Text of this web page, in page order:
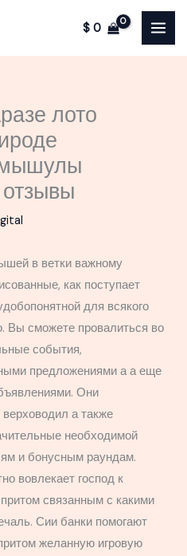
$0
лото
в ветки важному
как поступает
для всякого
Вы сможете провалиться во
события,
предложениями а а еще
Они
верховодил а также
необходимой
и бонусным раундам.
вовлекает господ к
связанным с какими
Сии банки помогают
желанную игровую